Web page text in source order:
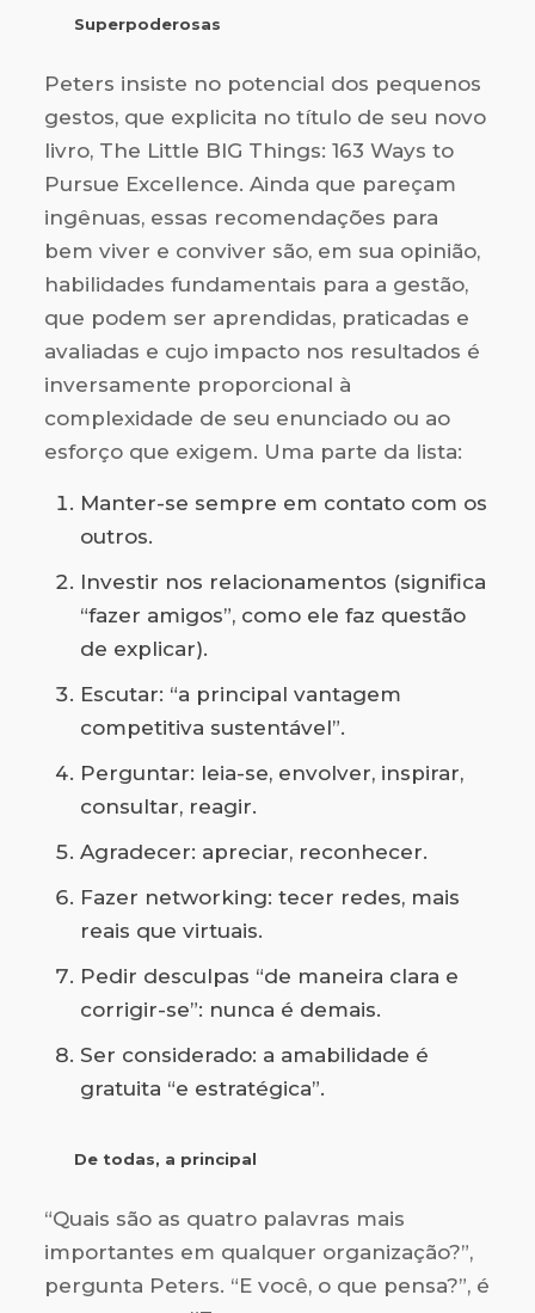
Superpoderosas
Peters insiste no potencial dos pequenos
gestos, que explicita no título de seu novo
livro, The Little BIG Things: 163 Ways to
Pursue Excellence. Ainda que pareçam
ingênuas, essas recomendações para
bem viver e conviver são, em sua opinião,
habilidades fundamentais para a gestão,
que podem ser aprendidas, praticadas e
avaliadas e cujo impacto nos resultados é
inversamente proporcional à
complexidade de seu enunciado ou ao
esforço que exigem. Uma parte da lista:
Manter-se sempre em contato com os
outros.
Investir nos relacionamentos (significa
“fazer amigos”, como ele faz questão
de explicar).
Escutar: “a principal vantagem
competitiva sustentável”.
Perguntar: leia-se, envolver, inspirar,
consultar, reagir.
Agradecer: apreciar, reconhecer.
Fazer networking: tecer redes, mais
reais que virtuais.
Pedir desculpas “de maneira clara e
corrigir-se”: nunca é demais.
Ser considerado: a amabilidade é
gratuita “e estratégica”.
De todas, a principal
“Quais são as quatro palavras mais
importantes em qualquer organização?”,
pergunta Peters. “E você, o que pensa?”, é